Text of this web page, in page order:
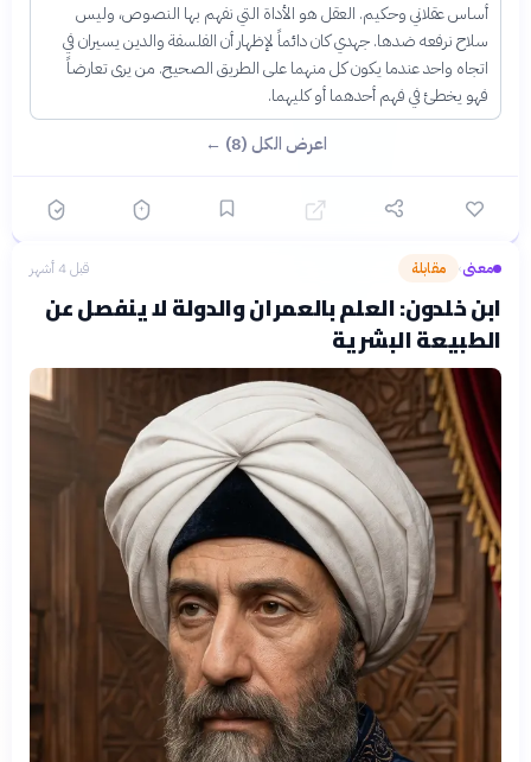
أساس عقلاني وحكيم. العقل هو الأداة التي نفهم بها النصوص، وليس
سلاح نرفعه ضدها. جهدي كان دائماً لإظهار أن الفلسفة والدين يسيران في
اتجاه واحد عندما يكون كل منهما على الطريق الصحيح. من يرى تعارضاً
فهو يخطئ في فهم أحدهما أو كليهما.
اعرض الكل (8) ←
معنى› مقابلة قبل 4 أشهر
ابن خلدون: العلم بالعمران والدولة لا ينفصل عن
الطبيعة البشرية